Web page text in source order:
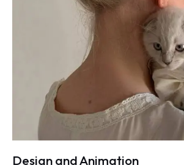
Design and Animation